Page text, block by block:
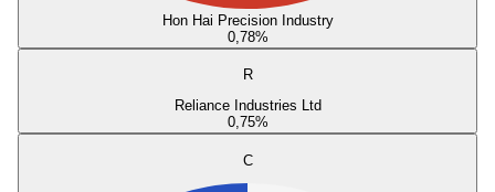
Hon Hai Precision Industry
0,78%
R
Reliance Industries Ltd
0,75%
C